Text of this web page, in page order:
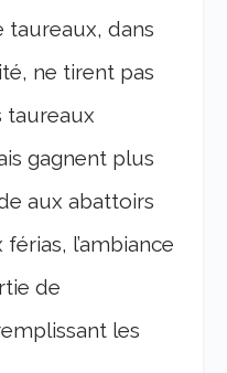
taureaux, dans
ne tirent pas
taureaux
gagnent plus
aux abattoirs
l’ambiance
de
les